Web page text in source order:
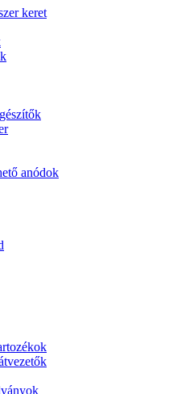
keret
anódok